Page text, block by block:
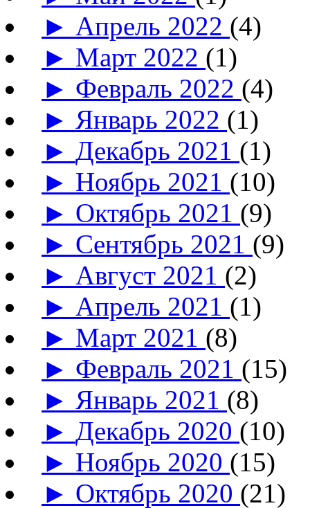
► Апрель 2022 (4)
► Март 2022 (1)
► Февраль 2022 (4)
► Январь 2022 (1)
►Декабрь 2021 (1)
► Ноябрь 2021 (10)
► Октябрь 2021 (9)
► Сентябрь 2021 (9)
► Август 2021 (2)
► Апрель 2021 (1)
► Март 2021 (8)
► Февраль 2021 (15)
► Январь 2021 (8)
►Декабрь 2020 (10)
► Ноябрь 2020 (15)
► Октябрь 2020 (21)